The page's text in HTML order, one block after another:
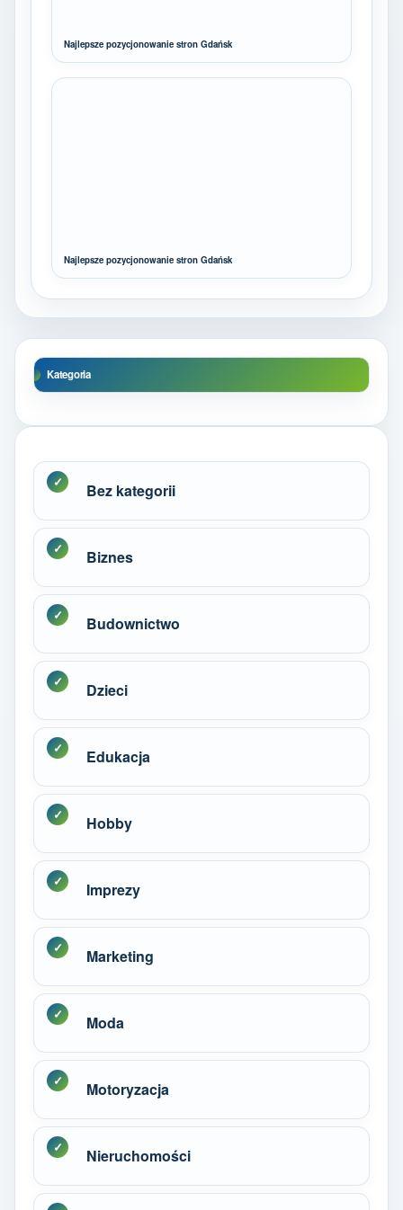
Najlepsze pozycjonowanie stron Gdańsk
Najlepsze pozycjonowanie stron Gdańsk
Kategoria
Bez kategorii
Biznes
Budownictwo
Dzieci
Edukacja
Hobby
Imprezy
Marketing
Moda
Motoryzacja
Nieruchomości